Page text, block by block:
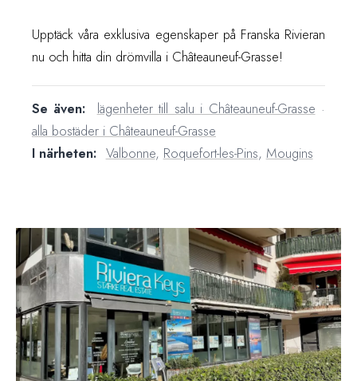
Upptäck våra exklusiva egenskaper på Franska Rivieran
nu och hitta din drömvilla i Châteauneuf-Grasse!
Se även: lägenheter till salu i Châteauneuf-Grasse ·
alla bostäder i Châteauneuf-Grasse
I närheten: Valbonne, Roquefort-les-Pins, Mougins